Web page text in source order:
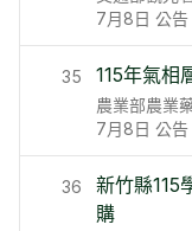
7月8日 公告
35 115年氣相
農業部農業
7月8日 公告
36
新竹縣115
購